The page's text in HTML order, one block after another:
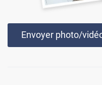
Envoyer photo/